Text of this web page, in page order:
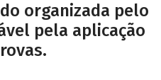
organizada pelo
pela aplicação